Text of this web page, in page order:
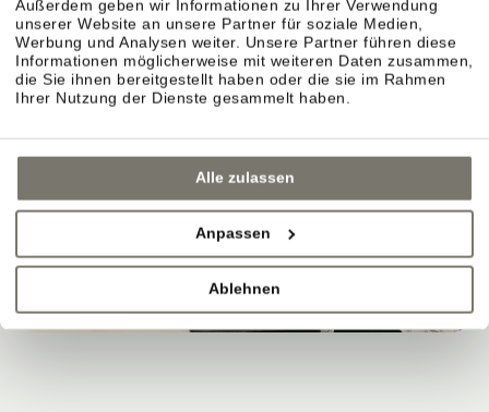
Außerdem geben wir Informationen zu Ihrer Verwendung
unserer Website an unsere Partner für soziale Medien,
Werbung und Analysen weiter. Unsere Partner führen diese
Informationen möglicherweise mit weiteren Daten zusammen,
die Sie ihnen bereitgestellt haben oder die sie im Rahmen
Ihrer Nutzung der Dienste gesammelt haben.
Alle zulassen
Anpassen
Ablehnen